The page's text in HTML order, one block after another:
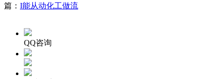
篇： I能从动化工做流
QQ咨询